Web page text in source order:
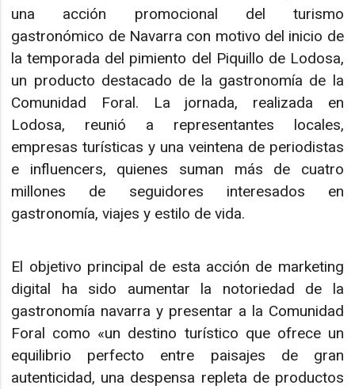
una acción promocional del turismo
gastronómico de Navarra con motivo del inicio de
la temporada del pimiento del Piquillo de Lodosa,
un producto destacado de la gastronomía de la
Comunidad Foral. La jornada, realizada en
Lodosa, reunió a representantes locales,
empresas turísticas y una veintena de periodistas
e influencers, quienes suman más de cuatro
millones de seguidores interesados en
gastronomía, viajes y estilo de vida.
El objetivo principal de esta acción de marketing
digital ha sido aumentar la notoriedad de la
gastronomía navarra y presentar a la Comunidad
Foral como «un destino turístico que ofrece un
equilibrio perfecto entre paisajes de gran
autenticidad, una despensa repleta de productos